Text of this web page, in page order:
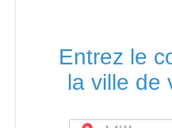
Entrez le
la ville de